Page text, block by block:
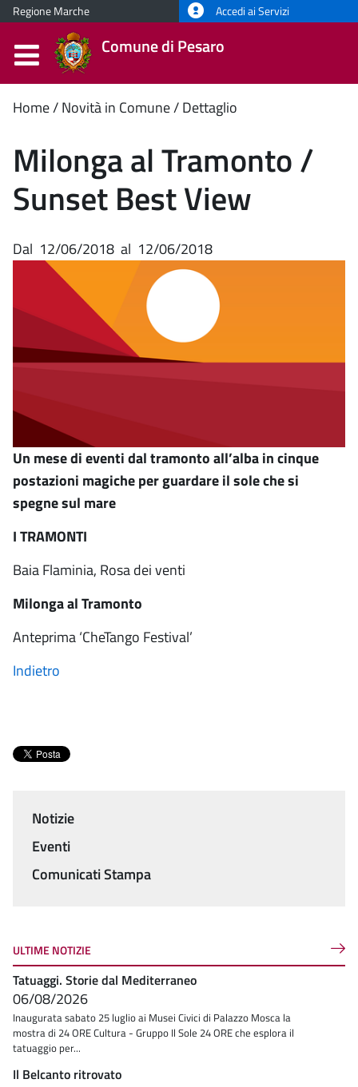
Regione Marche Accedi ai Servizi
Comune di Pesaro
Contenuto
principale
Home Novità in Comune Dettaglio
Milonga al Tramonto /
Sunset Best View
Dal 12/06/2018 al 12/06/2018
Un mese di eventi dal tramonto all’alba in cinque
postazioni magiche per guardare il sole che si
spegne sul mare
I TRAMONTI
Baia Flaminia, Rosa dei venti
Milonga al Tramonto
Anteprima ‘CheTango Festival’
Indietro
Menu
Notizie
Eventi
Comunicati Stampa
ULTIME NOTIZIE
Tatuaggi. Storie dal Mediterraneo
06/08/2026
Inaugurata sabato 25 luglio ai Musei Civici di Palazzo Mosca la
mostra di 24 ORE Cultura - Gruppo Il Sole 24 ORE che esplora il
tatuaggio per...
Il Belcanto ritrovato